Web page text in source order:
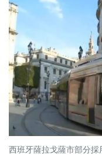
西班牙薩拉戈薩市部分採